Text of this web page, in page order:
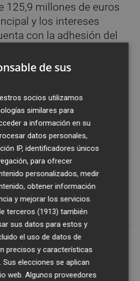
125,9 millones de euros
y los intereses
con la adhesión del
objeto de refinanciación.
de refinanciación
canjear por acciones
de 110,9 millones de
como préstamo
15 millones de euros.
AMPER AMPLIACIÓN
DE AMPER
ACCIONISTAS DE AMPER
de sus
socios utilizamos
similares para
a información en su
datos personales,
IP, identificadores únicos
para ofrecer
personalizados, medir
obtener información
y mejorar los servicios.
terceros (1913) también
sus datos para estos y
el uso de datos de
precisos y características
Sus elecciones se aplican
web. Algunos proveedores